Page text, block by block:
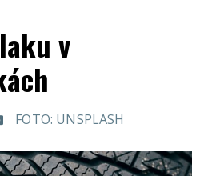
v
FOTO: UNSPLASH